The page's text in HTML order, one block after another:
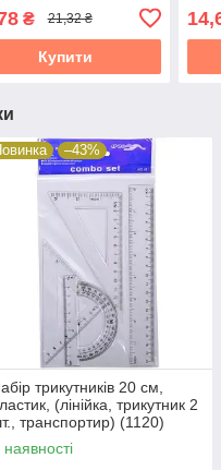
₴ 21,32 ₴
Купити
–43%
трикутників 20 см,
(лінійка, трикутник 2
транспортир) (1120)
наявності